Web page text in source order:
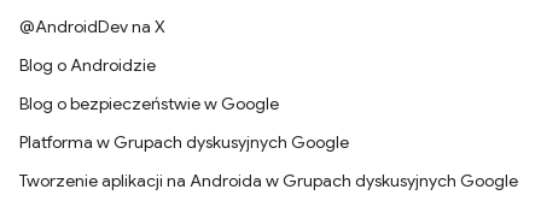
@AndroidDev na X
Blog o Androidzie
Blog o bezpieczeństwie w Google
Platforma w Grupach dyskusyjnych Google
Tworzenie aplikacji na Androida w Grupach dyskusyjnych Google